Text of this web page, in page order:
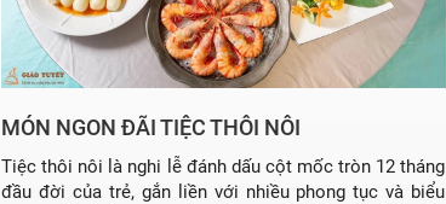
MÓN NGON ĐÃI TIỆC THÔI NÔI
Tiệc thôi nôi là nghi lễ đánh dấu cột mốc tròn 12 tháng
đầu đời của trẻ, gắn liền với nhiều phong tục và biểu